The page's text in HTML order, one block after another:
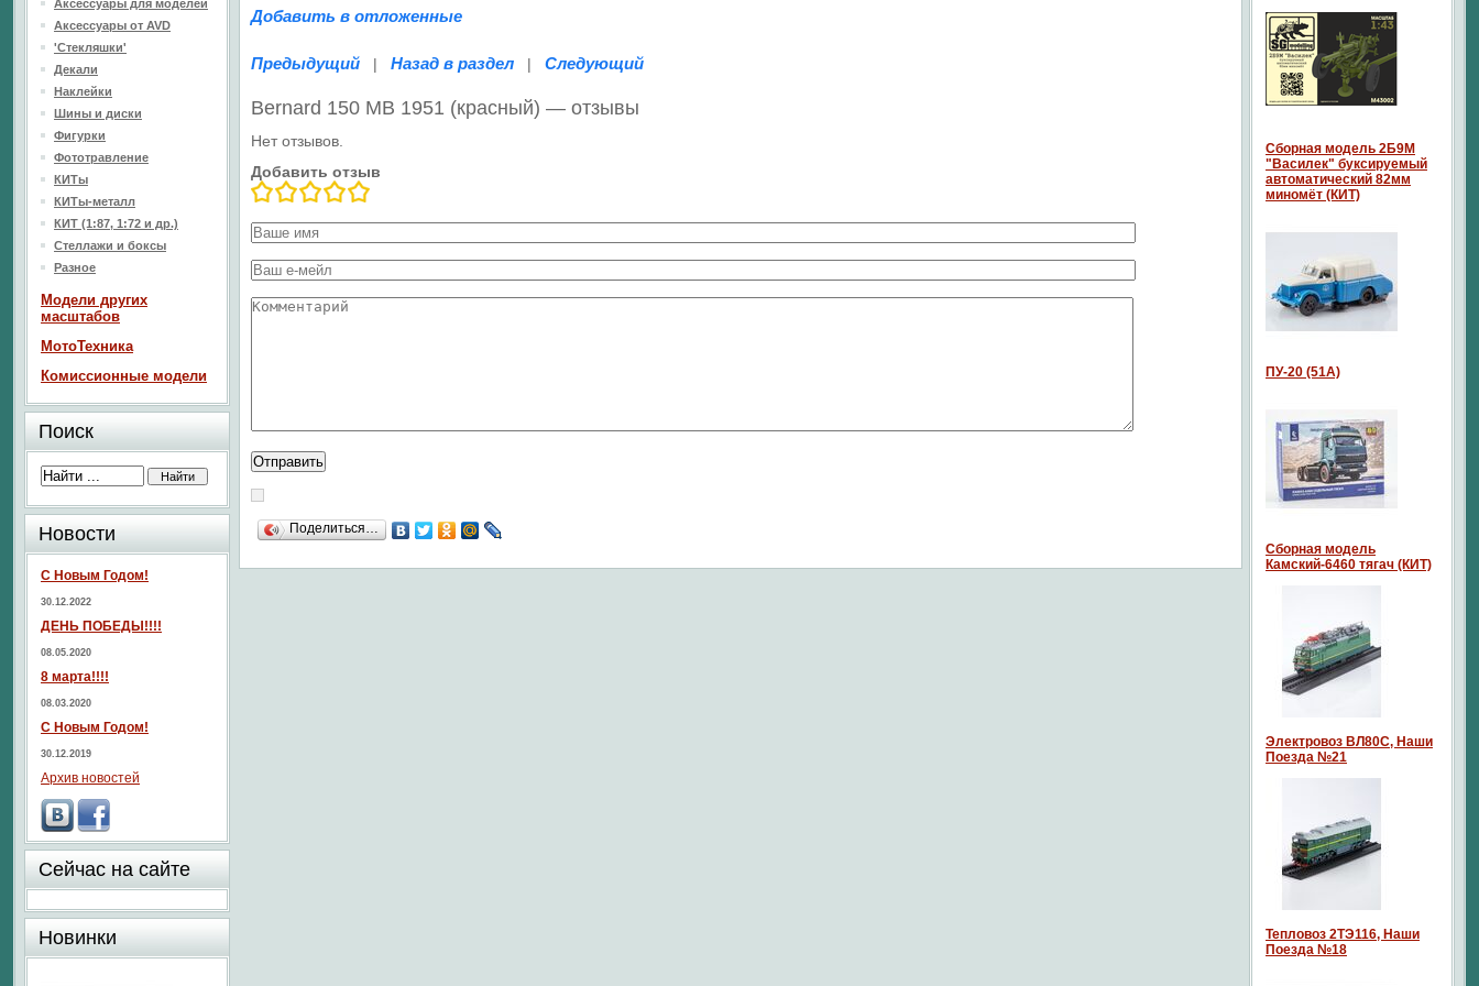
Добавить в отложенные
Предыдущий | Назад в раздел | Следующий
Bernard 150 MB 1951 (красный) — отзывы
Нет отзывов.
Добавить отзыв
Поделиться…
Аксессуары для моделей
Аксессуары от AVD
'Стекляшки'
Декали
Наклейки
Шины и диски
Фигурки
Фототравление
КИТы
КИТы-металл
КИТ (1:87, 1:72 и др.)
Стеллажи и боксы
Разное
Модели других
масштабов
МотоТехника
Комиссионные модели
Поиск
Новости
С Новым Годом!
30.12.2022
ДЕНЬ ПОБЕДЫ!!!!
08.05.2020
8 марта!!!!
08.03.2020
С Новым Годом!
30.12.2019
Архив новостей
Сейчас на сайте
Новинки
Сборная модель 2Б9М
"Василек" буксируемый
автоматический 82мм
миномёт (КИТ)
ПУ-20 (51А)
Сборная модель
Камский-6460 тягач (КИТ)
Электровоз ВЛ80С, Наши
Поезда №21
Тепловоз 2ТЭ116, Наши
Поезда №18